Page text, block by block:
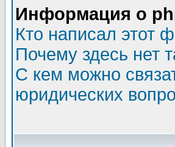
Информация о
Кто написал этот
Почему здесь нет
С кем можно
юридических